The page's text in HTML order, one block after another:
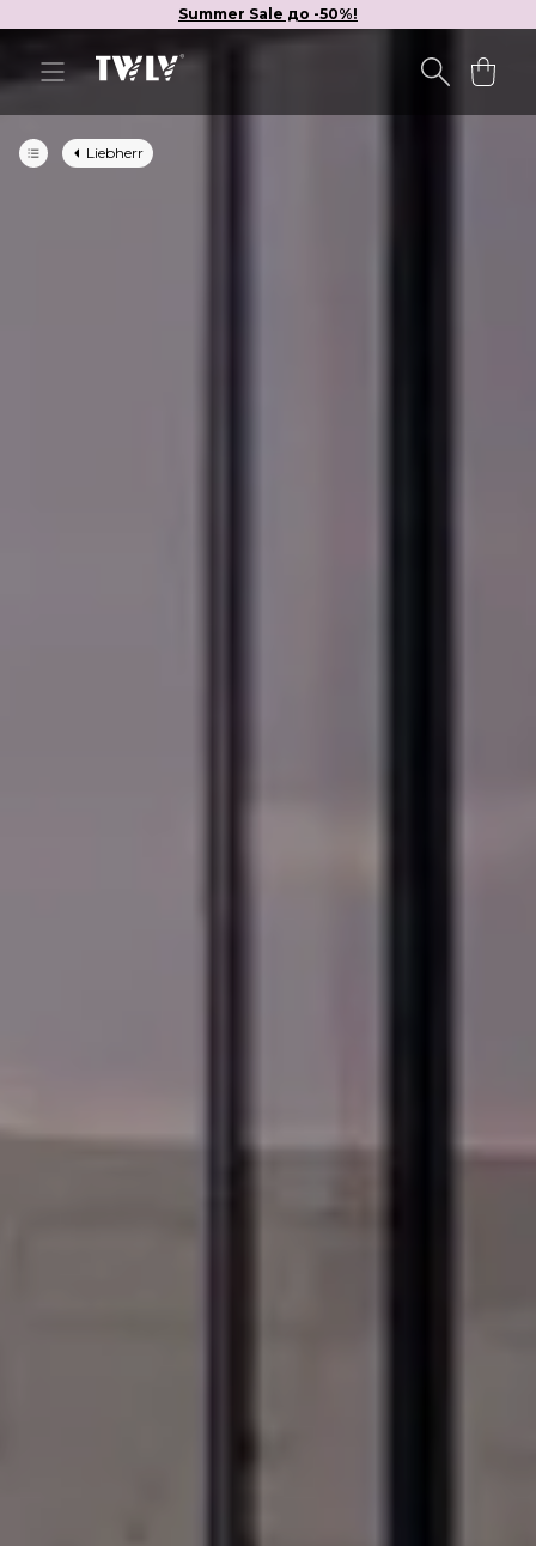
Summer Sale до -50%!
Liebherr